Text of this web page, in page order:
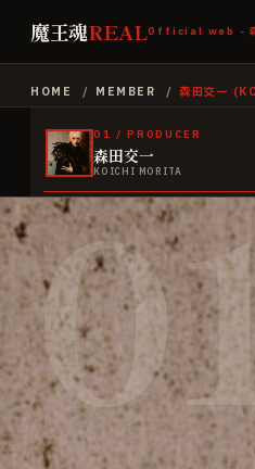
魔王魂REALOfficial web - 森
HOME / MEMBER / 森田交一 (
01 / PRODUCER
森田交一
KOICHI MORITA